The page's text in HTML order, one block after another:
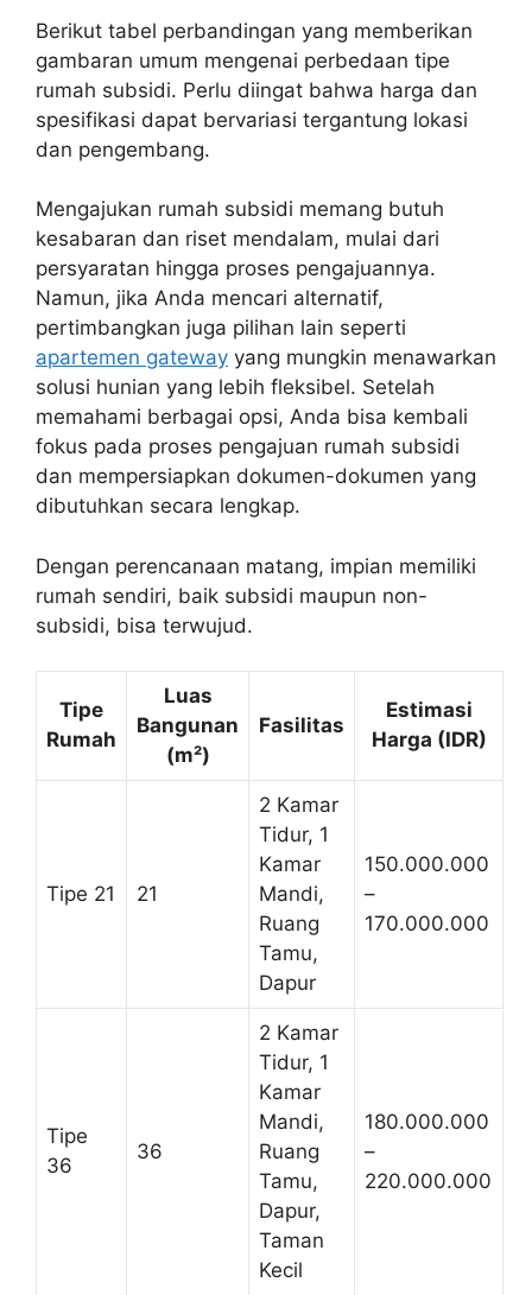
Berikut tabel perbandingan yang memberikan
gambaran umum mengenai perbedaan tipe
rumah subsidi. Perlu diingat bahwa harga dan
spesifikasi dapat bervariasi tergantung lokasi
dan pengembang.
Mengajukan rumah subsidi memang butuh
kesabaran dan riset mendalam, mulai dari
persyaratan hingga proses pengajuannya.
Namun, jika Anda mencari alternatif,
pertimbangkan juga pilihan lain seperti
apartemen gateway yang mungkin menawarkan
solusi hunian yang lebih fleksibel. Setelah
memahami berbagai opsi, Anda bisa kembali
fokus pada proses pengajuan rumah subsidi
dan mempersiapkan dokumen-dokumen yang
dibutuhkan secara lengkap.
Dengan perencanaan matang, impian memiliki
rumah sendiri, baik subsidi maupun non-
subsidi, bisa terwujud.
Tipe
Rumah
Luas
Bangunan
(m²)
Fasilitas
Estimasi
Harga (IDR)
Tipe 21 21
2 Kamar
Tidur, 1
Kamar
Mandi,
Ruang
Tamu,
Dapur
150.000.000
–
170.000.000
Tipe
36
36
2 Kamar
Tidur, 1
Kamar
Mandi,
Ruang
Tamu,
Dapur,
Taman
Kecil
180.000.000
–
220.000.000